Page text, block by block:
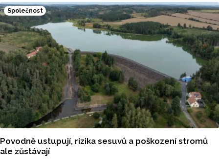
a zajistit průtočnost koryt vodních toků. Zároveň
kontrolují vodních toků, protipovodňových opatření
i břehových porostů.
Společnost
Povodně ustupují, rizika sesuvů a poškození stromů
ale zůstávají